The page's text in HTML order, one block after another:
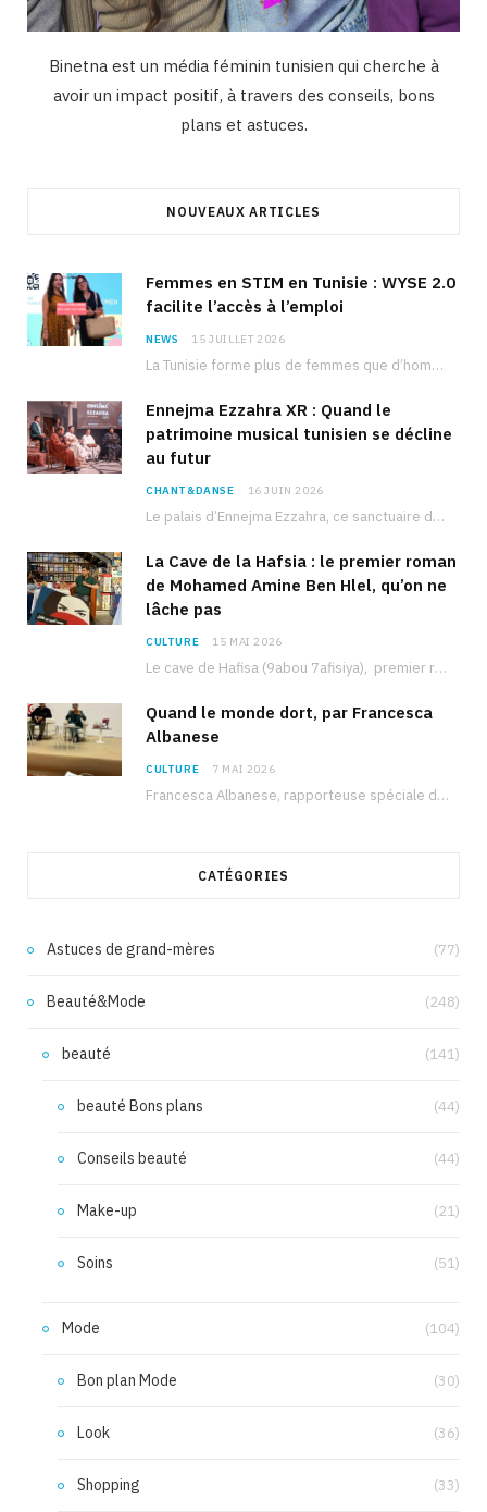
Binetna est un média féminin tunisien qui cherche à
avoir un impact positif, à travers des conseils, bons
plans et astuces.
NOUVEAUX ARTICLES
Femmes en STIM en Tunisie : WYSE 2.0
facilite l’accès à l’emploi
NEWS 15 JUILLET 2026
La Tunisie forme plus de femmes que d’hommes dans les filières scientifiques. Pourtant, pour beaucoup…
Ennejma Ezzahra XR : Quand le
patrimoine musical tunisien se décline
au futur
CHANT&DANSE 16 JUIN 2026
Le palais d’Ennejma Ezzahra, ce sanctuaire de la musique tunisienne et méditerranéenne construit par le…
La Cave de la Hafsia : le premier roman
de Mohamed Amine Ben Hlel, qu’on ne
lâche pas
CULTURE 15 MAI 2026
Le cave de Hafisa (9abou 7afisiya), premier roman du journaliste tunisien Mohamed Amine Ben Hlel,…
Quand le monde dort, par Francesca
Albanese
CULTURE 7 MAI 2026
Francesca Albanese, rapporteuse spéciale de l’ONU sur les territoires palestiniens occupés, était à Tunis pour…
CATÉGORIES
Astuces de grand-mères (77)
Beauté&Mode (248)
beauté (141)
beauté Bons plans (44)
Conseils beauté (44)
Make-up (21)
Soins (51)
Mode (104)
Bon plan Mode (30)
Look (36)
Shopping (33)